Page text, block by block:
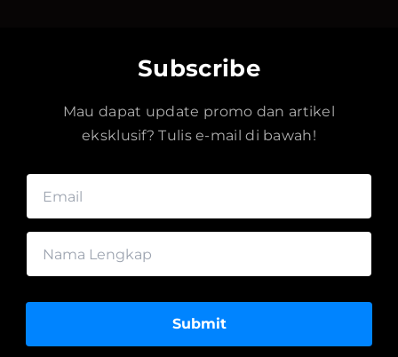
Subscribe
Mau dapat update promo dan artikel
eksklusif? Tulis e-mail di bawah!
Submit